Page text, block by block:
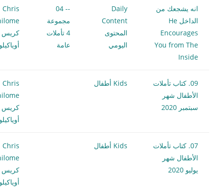
انه يشجعك من
الداخل He
Encourages
You from The
Inside
Daily
Content
المحتوى
اليومي
-- 04
مجموعة
4 تأملات
عامة
Chris
كريس
09. كتاب تأملات
الأطفال شهر
سبتمبر 2020
Kids أطفال
Chris
كريس
07. كتاب تأملات
الأطفال شهر
يوليو 2020
Kids أطفال
Chris
كريس